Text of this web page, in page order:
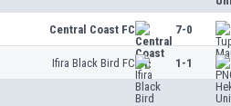
Central Coast FC 7-0
Ifira Black Bird FC 1-1